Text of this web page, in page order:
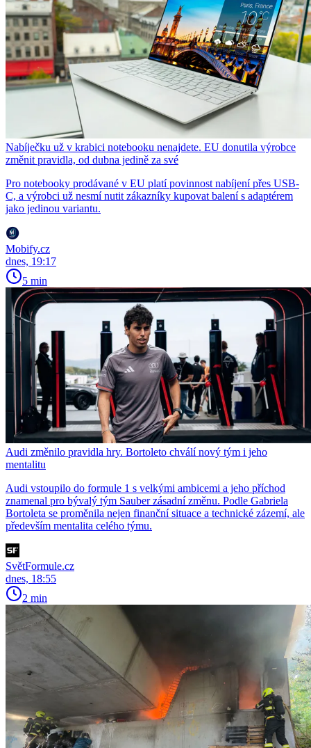
Nabíječku už v krabici notebooku nenajdete. EU donutila výrobce
změnit pravidla, od dubna jedině za své
Pro notebooky prodávané v EU platí povinnost nabíjení přes USB-
C, a výrobci už nesmí nutit zákazníky kupovat balení s adaptérem
jako jedinou variantu.
Mobify.cz
dnes, 19:17
5 min
Audi změnilo pravidla hry. Bortoleto chválí nový tým i jeho
mentalitu
Audi vstoupilo do formule 1 s velkými ambicemi a jeho příchod
znamenal pro bývalý tým Sauber zásadní změnu. Podle Gabriela
Bortoleta se proměnila nejen finanční situace a technické zázemí, ale
především mentalita celého týmu.
SvětFormule.cz
dnes, 18:55
2 min